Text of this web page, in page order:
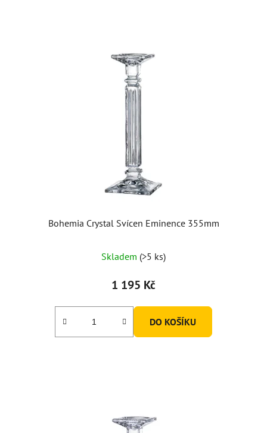
Bohemia Crystal Svícen Eminence 355mm
Skladem (>5 ks)
1 195 Kč
DO KOŠÍKU